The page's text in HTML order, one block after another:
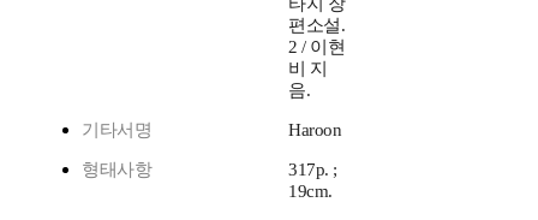
타지 장
편소설.
2 / 이현
비 지
음.
기타서명 Haroon
형태사항
317p. ;
19cm.